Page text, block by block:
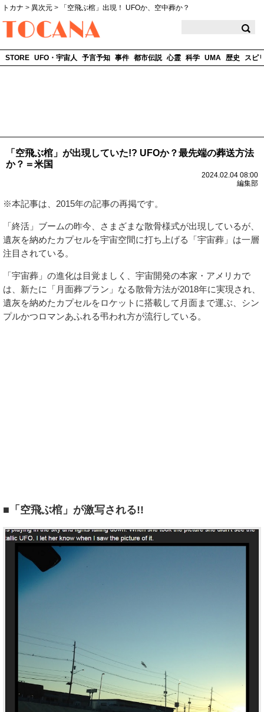
トカナ > 異次元 >
「空飛ぶ棺」出現！ UFOか、空中葬か？
STORE UFO・宇宙人 予言予知 事件 都市伝説 心霊 科学 UMA 歴史 スピ
「空飛ぶ棺」が出現していた!? UFOか？最先端の葬送方法
か？＝米国
2024.02.04 08:00
編集部
※本記事は、2015年の記事の再掲です。
「終活」ブームの昨今、さまざまな散骨様式が出現しているが、
遺灰を納めたカプセルを宇宙空間に打ち上げる「宇宙葬」は一層
注目されている。
「宇宙葬」の進化は目覚ましく、宇宙開発の本家・アメリカで
は、新たに「月面葬プラン」なる散骨方法が2018年に実現され、
遺灰を納めたカプセルをロケットに搭載して月面まで運ぶ、シン
プルかつロマンあふれる弔われ方が流行している。
■「空飛ぶ棺」が激写される!!